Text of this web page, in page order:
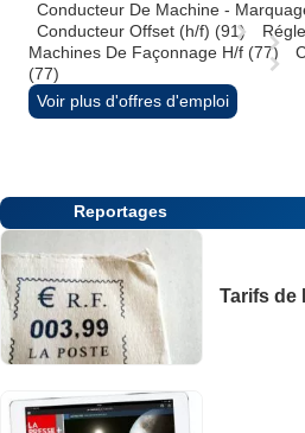
Conducteur De Machine -
Conducteur Offset (h/f) (91)
Machines De Façonnage H/f (77)
(77)
Voir plus d'offres d'emploi
Reportages
Tarifs de